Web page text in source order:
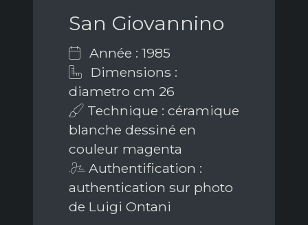
San Giovannino
Année : 1985
Dimensions :
diametro cm 26
Technique : céramique
blanche dessiné en
couleur magenta
Authentification :
authentication sur photo
de Luigi Ontani